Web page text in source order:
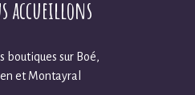
accueillons
boutiques sur Boé,
et Montayral